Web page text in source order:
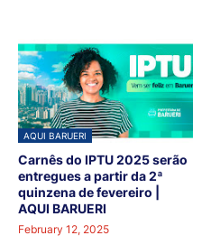
AQUI BARUERI
Carnês do IPTU 2025 serão
entregues a partir da 2ª
quinzena de fevereiro |
AQUI BARUERI
February 12, 2025